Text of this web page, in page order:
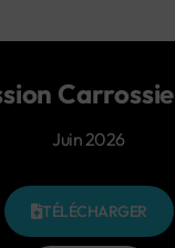
Juin 2026
TÉLÉCHARGER